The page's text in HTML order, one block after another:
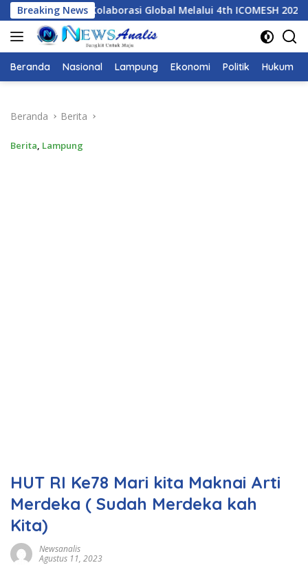
Langsung
ke
konten
Breaking News
Melalui 4th ICOMESH 2026 Dari ICOMESH 2026,
Beranda Nasional Lampung Ekonomi Politik Hukum
Beranda Berita
Berita, Lampung
HUT RI Ke78 Mari kita Maknai Arti
Merdeka ( Sudah Merdeka kah
Kita)
Newsanalis
Agustus 11, 2023